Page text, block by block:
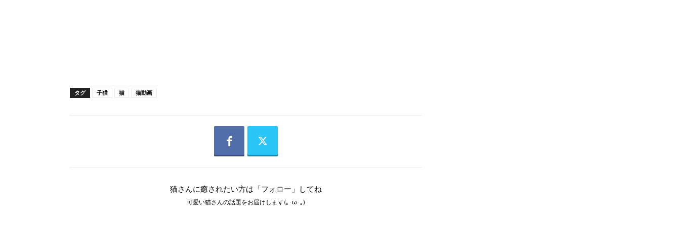
タグ 子猫 猫 猫動画
猫さんに癒されたい方は「フォロー」してね
可愛い猫さんの話題をお届けします(｡･ω･｡)